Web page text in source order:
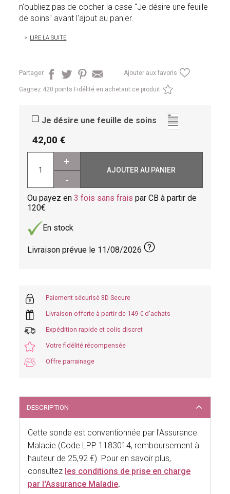
n'oubliez pas de cocher la case "Je désire une feuille
de soins" avant l'ajout au panier.
LIRE LA SUITE
Partager Ajouter aux favoris
Gagnez 420 points Fidélité en achetant ce produit
Je désire une feuille de soins
42,00
+
-
AJOUTER AU PANIER
Ou payez en3 fois sans frais par CB à partir de
120
En stock
Livraison prévue le 11/08/2026
Paiement sécurisé 3D Secure
Livraison offerte à partir de 149 € d'achats
Expédition rapide et colis discret
Votre fidélité récompensée
Offre parrainage
DESCRIPTION
Cette sonde est conventionnée par l'Assurance
Maladie (Code LPP 1183014, remboursement à
hauteur de 25,92 €). Pour en savoir plus,
consultez es conditions de prise en charge
par l'Assurance Maladie.